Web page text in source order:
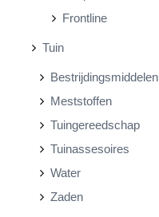
Frontline
Tuin
Bestrijdingsmiddelen
Meststoffen
Tuingereedschap
Tuinassesoires
Water
Zaden